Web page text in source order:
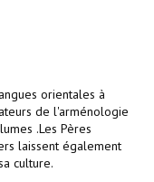
orientales à
de l'arménologie
.Les Pères
laissent également
culture.